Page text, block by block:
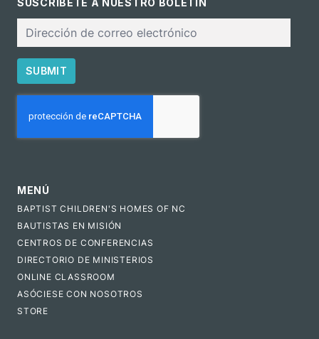
SUSCRÍBETE A NUESTRO BOLETÍN
electrónico
SUBMIT
MENÚ
BAPTIST CHILDREN'S HOMES OF NC
BAUTISTAS EN MISIÓN
CENTROS DE CONFERENCIAS
DIRECTORIO DE MINISTERIOS
ONLINE CLASSROOM
ASÓCIESE CON NOSOTROS
STORE